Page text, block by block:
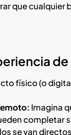
que cualquier
físico (o
Imagina
completar
se van